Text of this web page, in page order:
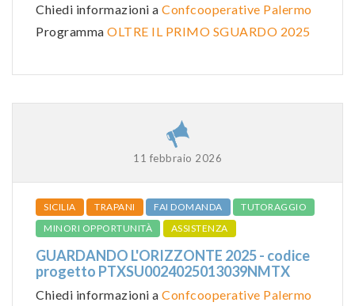
Chiedi informazioni a Confcooperative Palermo
Programma OLTRE IL PRIMO SGUARDO 2025
11 febbraio 2026
SICILIA TRAPANI FAI DOMANDA
TUTORAGGIO
MINORI OPPORTUNITÀ
ASSISTENZA
GUARDANDO L'ORIZZONTE 2025 - codice
progetto PTXSU0024025013039NMTX
Chiedi informazioni a Confcooperative Palermo